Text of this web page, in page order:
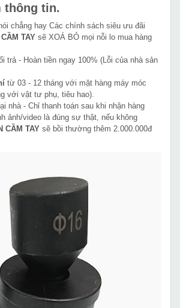
thông tin.
chẳng hay Các chính sách siêu ưu đãi
TAY sẽ XOÁ BỎ mọi nỗi lo mua hàng
trả - Hoàn tiền ngay 100% (Lỗi của nhà sản
từ 03 - 12 tháng với mặt hàng máy móc
với vật tư phụ, tiêu hao).
nhà - Chỉ thanh toán sau khi nhận hàng
ảnh/video là đúng sự thật, nếu không
CẦM TAY sẽ bồi thường thêm 2.000.000đ